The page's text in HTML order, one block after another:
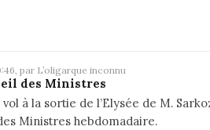
par L’oligarque inconnu
des Ministres
à la sortie de l’Elysée de M.
Ministres hebdomadaire.